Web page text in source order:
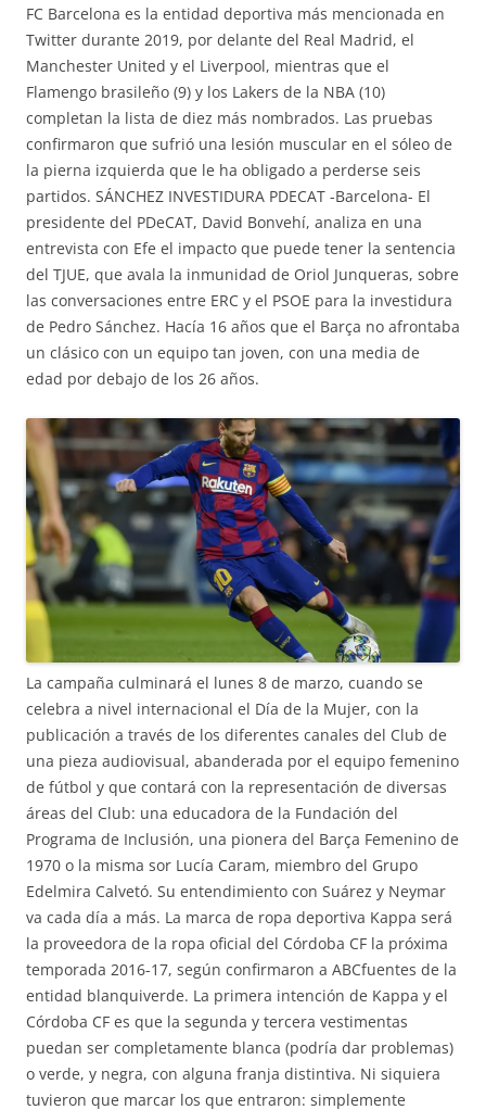
FC Barcelona es la entidad deportiva más mencionada en
Twitter durante 2019, por delante del Real Madrid, el
Manchester United y el Liverpool, mientras que el
Flamengo brasileño (9) y los Lakers de la NBA (10)
completan la lista de diez más nombrados. Las pruebas
confirmaron que sufrió una lesión muscular en el sóleo de
la pierna izquierda que le ha obligado a perderse seis
partidos. SÁNCHEZ INVESTIDURA PDECAT -Barcelona- El
presidente del PDeCAT, David Bonvehí, analiza en una
entrevista con Efe el impacto que puede tener la sentencia
del TJUE, que avala la inmunidad de Oriol Junqueras, sobre
las conversaciones entre ERC y el PSOE para la investidura
de Pedro Sánchez. Hacía 16 años que el Barça no afrontaba
un clásico con un equipo tan joven, con una media de
edad por debajo de los 26 años.
La campaña culminará el lunes 8 de marzo, cuando se
celebra a nivel internacional el Día de la Mujer, con la
publicación a través de los diferentes canales del Club de
una pieza audiovisual, abanderada por el equipo femenino
de fútbol y que contará con la representación de diversas
áreas del Club: una educadora de la Fundación del
Programa de Inclusión, una pionera del Barça Femenino de
1970 o la misma sor Lucía Caram, miembro del Grupo
Edelmira Calvetó. Su entendimiento con Suárez y Neymar
va cada día a más. La marca de ropa deportiva Kappa será
la proveedora de la ropa oficial del Córdoba CF la próxima
temporada 2016-17, según confirmaron a ABCfuentes de la
entidad blanquiverde. La primera intención de Kappa y el
Córdoba CF es que la segunda y tercera vestimentas
puedan ser completamente blanca (podría dar problemas)
o verde, y negra, con alguna franja distintiva. Ni siquiera
tuvieron que marcar los que entraron: simplemente